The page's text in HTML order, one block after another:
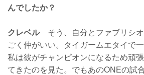
んでしたか？
クレベルそう、自分とファブリシオ
ごく仲がいい。タイガームエタイで
私は彼がチャンピオンになるため頑
てきたのを見た。でもあのONEの試